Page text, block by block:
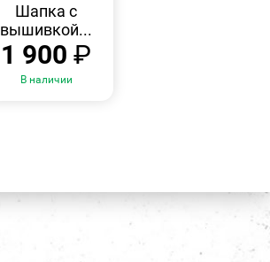
Шапка с
вышивкой...
1 900₽
В наличии